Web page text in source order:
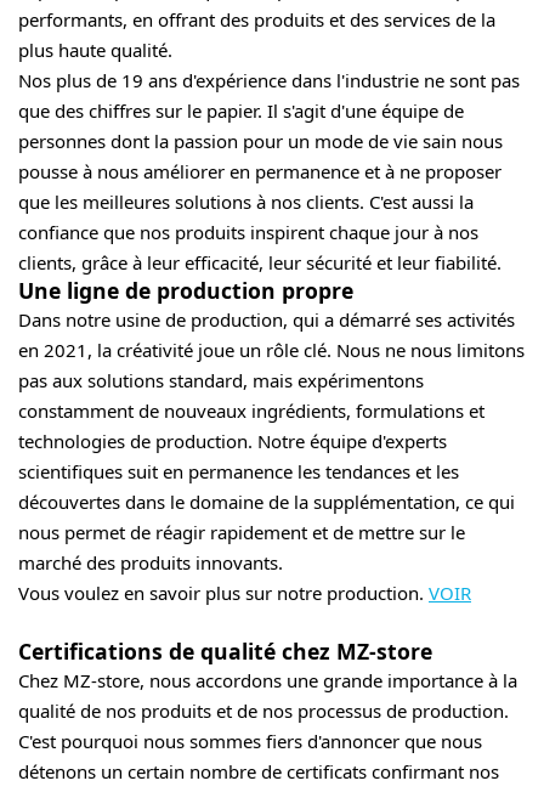
performants, en offrant des produits et des services de la
plus haute qualité.
Nos plus de 19 ans d'expérience dans l'industrie ne sont pas
que des chiffres sur le papier. Il s'agit d'une équipe de
personnes dont la passion pour un mode de vie sain nous
pousse à nous améliorer en permanence et à ne proposer
que les meilleures solutions à nos clients. C'est aussi la
confiance que nos produits inspirent chaque jour à nos
clients, grâce à leur efficacité, leur sécurité et leur fiabilité.
Une ligne de production propre
Dans notre usine de production, qui a démarré ses activités
en 2021, la créativité joue un rôle clé. Nous ne nous limitons
pas aux solutions standard, mais expérimentons
constamment de nouveaux ingrédients, formulations et
technologies de production. Notre équipe d'experts
scientifiques suit en permanence les tendances et les
découvertes dans le domaine de la supplémentation, ce qui
nous permet de réagir rapidement et de mettre sur le
marché des produits innovants.
Vous voulez en savoir plus sur notre production. VOIR
Certifications de qualité chez MZ-store
Chez MZ-store, nous accordons une grande importance à la
qualité de nos produits et de nos processus de production.
C'est pourquoi nous sommes fiers d'annoncer que nous
détenons un certain nombre de certificats confirmant nos